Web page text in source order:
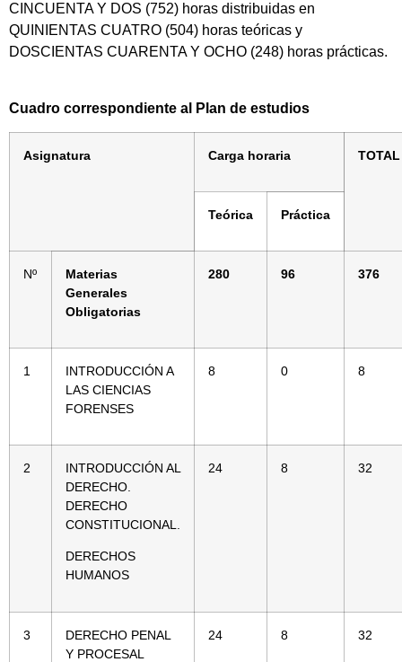
CINCUENTA Y DOS (752) horas distribuidas en
QUINIENTAS CUATRO (504) horas teóricas y
DOSCIENTAS CUARENTA Y OCHO (248) horas prácticas.
Cuadro correspondiente al Plan de estudios
Asignatura Carga horaria TOTAL
Teórica Práctica
Nº
Materias
Generales
Obligatorias
280 96 376
1
INTRODUCCIÓN A
LAS CIENCIAS
FORENSES
8 0 8
2
INTRODUCCIÓN AL
DERECHO.
DERECHO
CONSTITUCIONAL.
DERECHOS
HUMANOS
24 8 32
3
DERECHO PENAL
Y PROCESAL
24 8 32